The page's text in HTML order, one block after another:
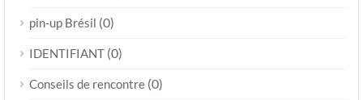
pin-up Brésil (0)
IDENTIFIANT (0)
Conseils de rencontre (0)